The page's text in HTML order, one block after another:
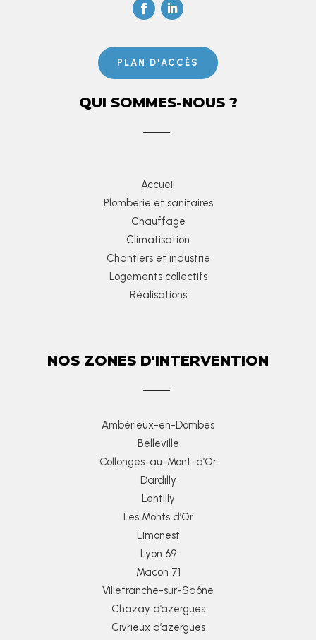
PLAN D'ACCÈS
QUI SOMMES-NOUS ?
Accueil
Plomberie et sanitaires
Chauffage
Climatisation
Chantiers et industrie
Logements collectifs
Réalisations
NOS ZONES D'INTERVENTION
Ambérieux-en-Dombes
Belleville
Collonges-au-Mont-d’Or
Dardilly
Lentilly
Les Monts d’Or
Limonest
Lyon 69
Macon 71
Villefranche-sur-Saône
Chazay d’azergues
Civrieux d’azergues